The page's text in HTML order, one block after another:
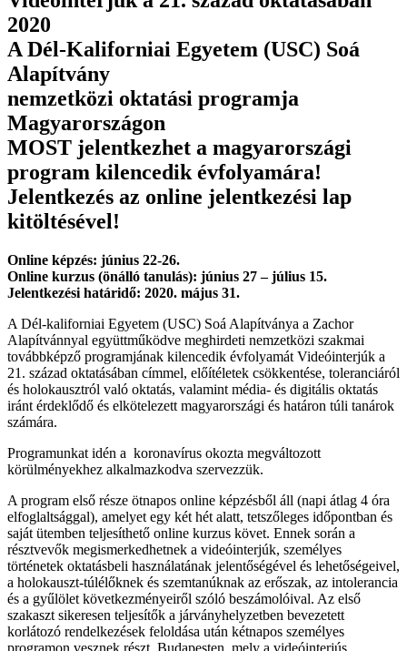
2020
A Dél-Kaliforniai Egyetem (USC) Soá
Alapítvány
nemzetközi oktatási programja
Magyarországon
MOST jelentkezhet a magyarországi
program kilencedik évfolyamára!
Jelentkezés az online jelentkezési lap
kitöltésével!
Online képzés: június 22-26.
Online kurzus (önálló tanulás): június 27 – július 15.
Jelentkezési határidő: 2020. május 31.
A Dél-kaliforniai Egyetem (USC) Soá Alapítványa a Zachor
Alapítvánnyal együttműködve meghirdeti nemzetközi szakmai
továbbképző programjának kilencedik évfolyamát Videóinterjúk a
21. század oktatásában címmel, előítéletek csökkentése, toleranciáról
és holokausztról való oktatás, valamint média- és digitális oktatás
iránt érdeklődő és elkötelezett magyarországi és határon túli tanárok
számára.
Programunkat idén a koronavírus okozta megváltozott
körülményekhez alkalmazkodva szervezzük.
A program első része ötnapos online képzésből áll (napi átlag 4 óra
elfoglaltsággal), amelyet egy két hét alatt, tetszőleges időpontban és
saját ütemben teljesíthető online kurzus követ. Ennek során a
résztvevők megismerkedhetnek a videóinterjúk, személyes
történetek oktatásbeli használatának jelentőségével és lehetőségeivel,
a holokauszt-túlélőknek és szemtanúknak az erőszak, az intolerancia
és a gyűlölet következményeiről szóló beszámolóival. Az első
szakaszt sikeresen teljesítők a járványhelyzetben bevezetett
korlátozó rendelkezések feloldása után kétnapos személyes